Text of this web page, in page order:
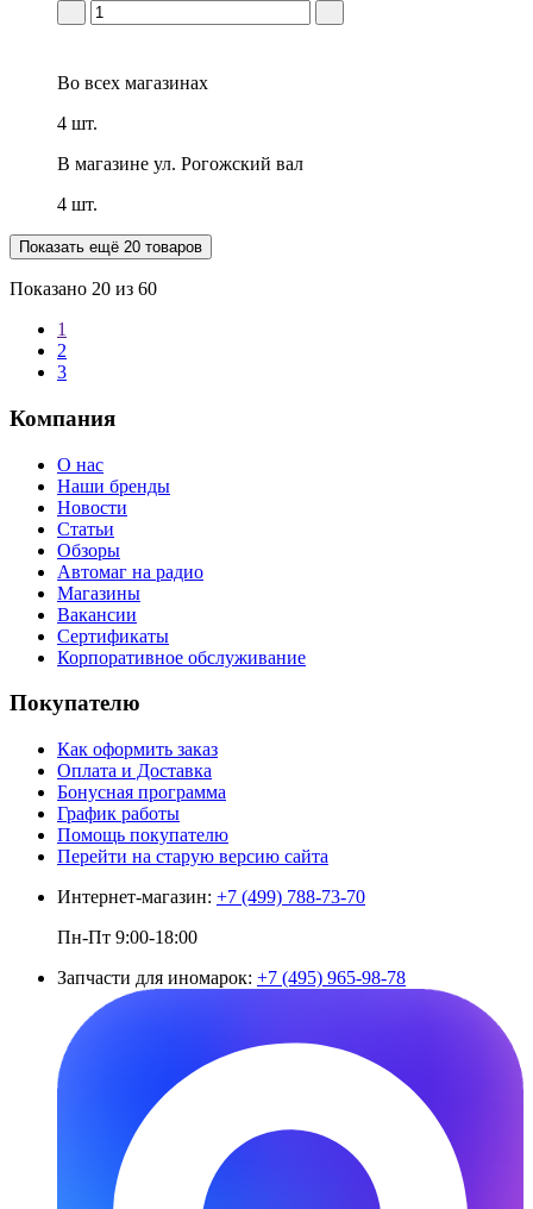
Во всех магазинах
4 шт.
В магазине ул. Рогожский вал
4 шт.
Показать ещё 20 товаров
Показано 20 из 60
1
2
3
Компания
О нас
Наши бренды
Новости
Статьи
Обзоры
Автомаг на радио
Магазины
Вакансии
Сертификаты
Корпоративное обслуживание
Покупателю
Как оформить заказ
Оплата и Доставка
Бонусная программа
График работы
Помощь покупателю
Перейти на старую версию сайта
Интернет-магазин: +7 (499) 788-73-70
Пн-Пт 9:00-18:00
Запчасти для иномарок: +7 (495) 965-98-78